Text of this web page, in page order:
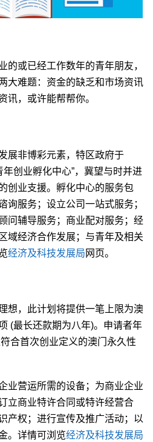
的或已经工作数年的青年朋友，
大难题：资金的缺乏和市场资讯
讯，或许能帮帮你。
展非博彩元素，特区政府于
创业孵化中心”，冀望与时并进
创业支援。孵化中心的服务包
询服务；设立公司一站式服务；
问辅导服务；商业配对服务；经
域经济合作发展；与青年及相关
经济及科技发展局 网页。
想，此计划将提供一笔上限为澳
(最长还款期为八年)。申请者年
合首次创业定义的澳门永久性
业营运所需的设备；为商业企业
立商业特许合同或特许经营合
产权；进行宣传及推广活动；以
。详情可浏览经济及科技发展局